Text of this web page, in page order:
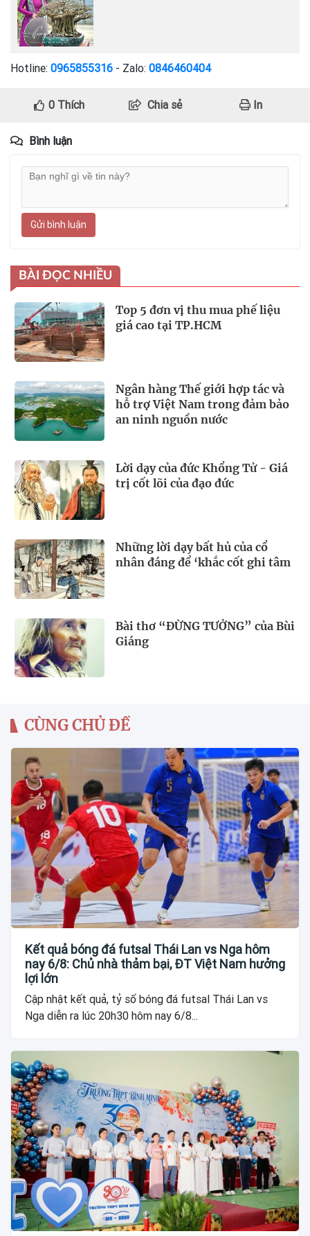
Hotline: 0965855316 - Zalo: 0846460404
0Thích Chia sẻ In
Bình luận
Gửi bình luận
BÀI ĐỌC NHIỀU
Top 5 đơn vị thu mua phế liệu
giá cao tại TP.HCM
Ngân hàng Thế giới hợp tác và
hỗ trợ Việt Nam trong đảm bảo
an ninh nguồn nước
Lời dạy của đức Khổng Tử - Giá
trị cốt lõi của đạo đức
Những lời dạy bất hủ của cổ
nhân đáng để ‘khắc cốt ghi tâm
Bài thơ “ĐỪNG TƯỞNG” của Bùi
Giáng
CÙNG CHỦ ĐỀ
Kết quả bóng đá futsal Thái Lan vs Nga hôm
nay 6/8: Chủ nhà thảm bại, ĐT Việt Nam hưởng
lợi lớn
Cập nhật kết quả, tỷ số bóng đá futsal Thái Lan vs
Nga diễn ra lúc 20h30 hôm nay 6/8...